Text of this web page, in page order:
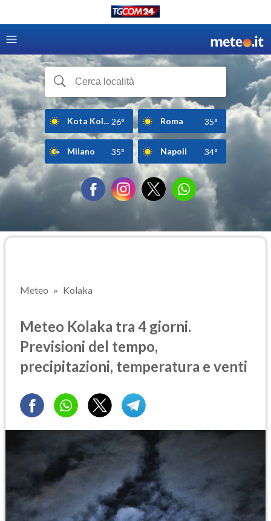
Kota Kol... 26° Roma 35°
Milano 35° Napoli 34°
Meteo Kolaka
Meteo Kolaka tra 4 giorni.
Previsioni del tempo,
precipitazioni, temperatura e venti